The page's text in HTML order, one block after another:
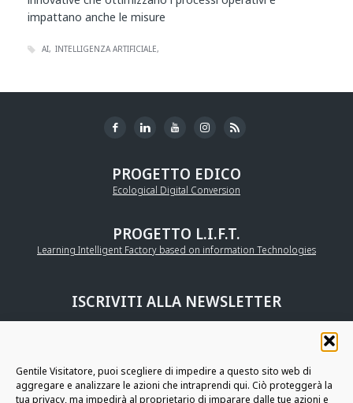
Gentile Visitatore, puoi scegliere di impedire a questo sito web di
aggregare e analizzare le azioni che intraprendi qui. Ciò proteggerà la
tua privacy, ma impedirà al proprietario di imparare dalle tue azioni e
impattano anche le misure
AI INTELLIGENZA ARTIFICIALE
PROGETTO EDICO
Ecological Digital Conversion
PROGETTO L.I.F.T.
Learning Intelligent Factory based on information Technologies
ISCRIVITI ALLA NEWSLETTER
RESTIAMO IN CONTATTO